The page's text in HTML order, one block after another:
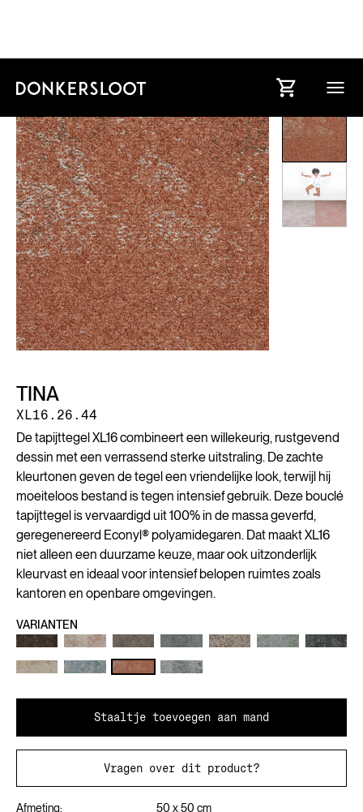
TINA
XL16.26.44
De tapijttegel XL16 combineert een willekeurig, rustgevend
dessin met een verrassend sterke uitstraling. De zachte
kleurtonen geven de tegel een vriendelijke look, terwijl hij
moeiteloos bestand is tegen intensief gebruik. Deze bouclé
tapijttegel is vervaardigd uit 100% in de massa geverfd,
geregenereerd Econyl® polyamidegaren. Dat maakt XL16
niet alleen een duurzame keuze, maar ook uitzonderlijk
kleurvast en ideaal voor intensief belopen ruimtes zoals
kantoren en openbare omgevingen.
VARIANTEN
Staaltje toevoegen aan mand
Vragen over dit product?
Afmeting:
50 x 50 cm